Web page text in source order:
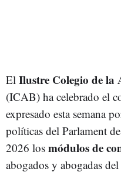
El Ilustre Colegio de la
(ICAB) ha celebrado el
expresado esta semana
políticas del Parlament
2026 los módulos de
abogados y abogadas del